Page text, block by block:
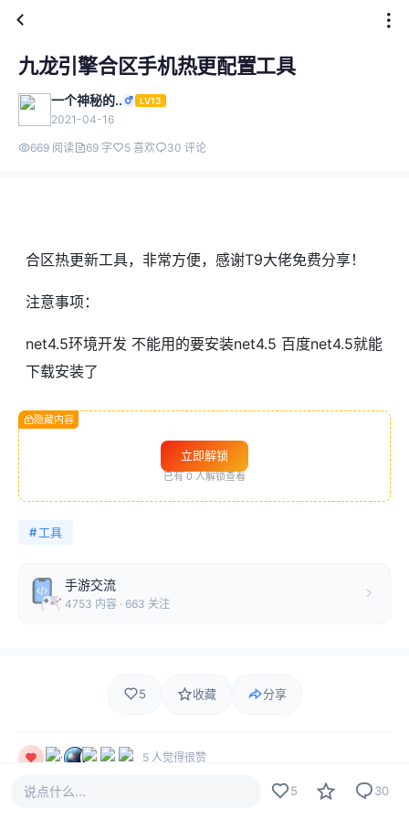
九龙引擎合区手机热更配置工具
一个神秘的.. LV13
2021-04-16
669 阅读 69 字 5 喜欢 30 评论
合区热更新工具，非常方便，感谢T9大佬免费分享！
注意事项：
net4.5环境开发 不能用的要安装net4.5 百度net4.5就能
下载安装了
隐藏内容
立即解锁
已有 0 人解锁查看
#工具
手游交流
4753 内容 · 663 关注
5 收藏 分享
5 人觉得很赞
说点什么... 5 30